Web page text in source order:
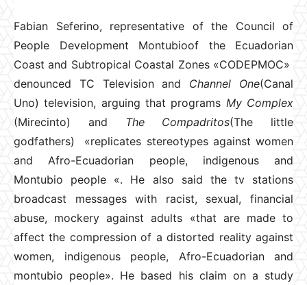
Fabian Seferino, representative of the Council of
People Development Montubioof the Ecuadorian
Coast and Subtropical Coastal Zones «CODEPMOC»
denounced TC Television and Channel One(Canal
Uno) television, arguing that programs My Complex
(Mirecinto) and The Compadritos(The little
godfathers) «replicates stereotypes against women
and Afro-Ecuadorian people, indigenous and
Montubio people «. He also said the tv stations
broadcast messages with racist, sexual, financial
abuse, mockery against adults «that are made to
affect the compression of a distorted reality against
women, indigenous people, Afro-Ecuadorian and
montubio people». He based his claim on a study